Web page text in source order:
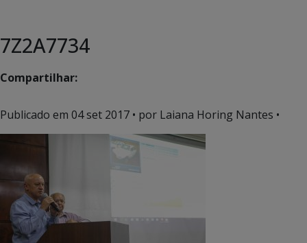
7Z2A7734
Compartilhar:
Publicado em 04 set 2017 • por Laiana Horing Nantes •